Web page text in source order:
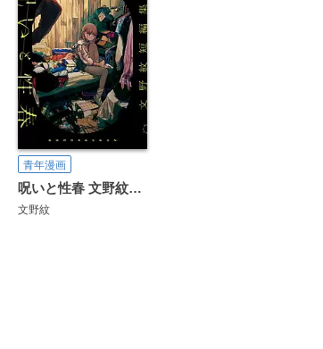
青年漫画
呪いと性春 文野紋短編集
文野紋